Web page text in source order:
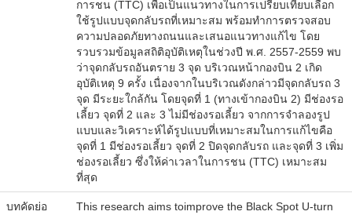
การชน (TTC) เพื่อเป็นแนวทางในการเปรียบเทียบเลือก
ใช้รูปแบบจุดกลับรถที่เหมาะสม พร้อมทำการตรวจสอบ
ความปลอดภัยทางถนนและเสนอแนวทางแก้ไข โดย
รวบรวมข้อมูลสถิติอุบัติเหตุในช่วงปี พ.ศ. 2557-2559 พบ
ว่าจุดกลับรถอันตราย 3 จุด บริเวณหน้ากองบิน 2 เกิด
อุบัติเหตุ 9 ครั้ง เนื่องจากในบริเวณดังกล่าวมีจุดกลับรถ 3
จุด มีระยะใกล้กัน โดยจุดที่ 1 (ทางเข้ากองบิน 2) มีช่องรอ
เลี้ยว จุดที่ 2 และ 3 ไม่มีช่องรอเลี้ยว จากการจำลองรูป
แบบและวิเคราะห์ได้รูปแบบที่เหมาะสมในการแก้ไขคือ
จุดที่ 1 มีช่องรอเลี้ยว จุดที่ 2 ปิดจุดกลับรถ และจุดที่ 3 เพิ่ม
ช่องรอเลี้ยว ซึ่งให้ค่าเวลาในการชน (TTC) เหมาะสม
ที่สุด
บทคัดย่อ
This research aims toimprove the Black Spot U-turn